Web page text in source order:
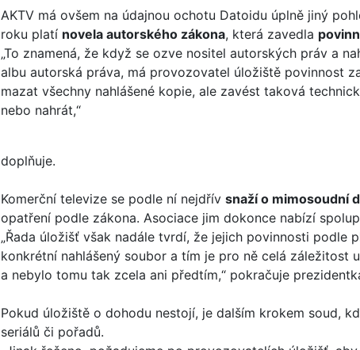
AKTV má ovšem na údajnou ochotu Datoidu úplně jiný
roku platí novela autorského zákona, která zavedla
„To znamená, že když se ozve nositel autorských práv a
albu autorská práva, má provozovatel úložiště povinnost
mazat všechny nahlášené kopie, ale zavést taková
nebo nahrát,“
doplňuje.
Komerční televize se podle ní nejdřív snaží o mimosoudní
opatření podle zákona. Asociace jim dokonce nabízí
„Řada úložišť však nadále tvrdí, že jejich povinnosti podle
konkrétní nahlášený soubor a tím je pro ně celá záležitost
a nebylo tomu tak zcela ani předtím,“ pokračuje
Pokud úložiště o dohodu nestojí, je dalším krokem soud,
seriálů či pořadů.